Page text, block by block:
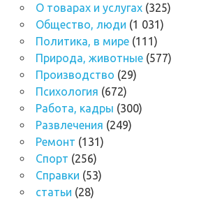
О товарах и услугах(325)
Общество, люди (1 031)
Политика, в мире(111)
Природа, животные(577)
Производство (29)
Психология (672)
Работа, кадры (300)
Развлечения (249)
Ремонт (131)
Спорт (256)
Справки (53)
статьи (28)